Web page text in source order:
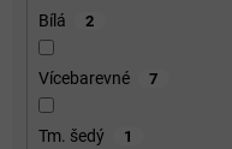
Bílá 2
Vícebarevné 7
Tm. šedý 1